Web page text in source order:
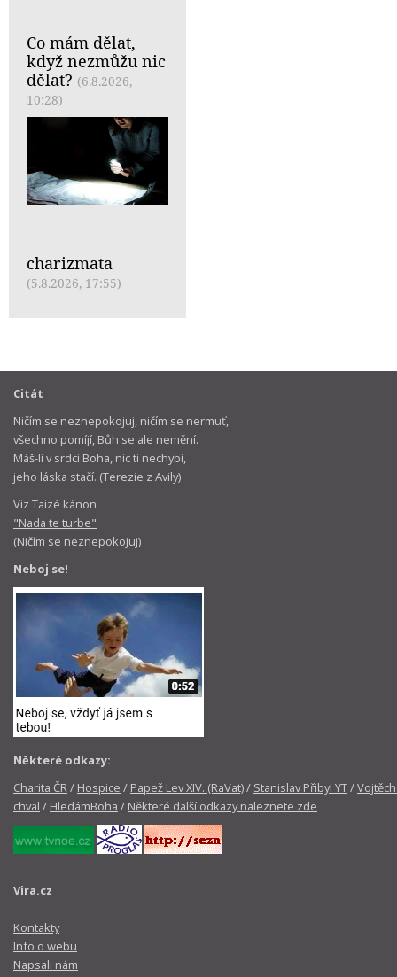
Co mám dělat,
když nezmůžu nic
dělat? (6.8.2026,
10:28)
charizmata
(5.8.2026, 17:55)
Citát
Ničím se neznepokojuj, ničím se nermuť,
všechno pomíjí, Bůh se ale nemění.
Máš-li v srdci Boha, nic ti nechybí,
jeho láska stačí. (Terezie z Avily)
Viz Taizé kánon
"Nada te turbe"
(Ničím se neznepokojuj)
Neboj se!
Některé odkazy:
Charita ČR/ Hospice / Papež Lev XIV. (RaVat)/ Stanislav Přibyl YT/
chval / HledámBoha / Některé další odkazy naleznete zde
Vira.cz
Kontakty
Info o webu
Napsali nám